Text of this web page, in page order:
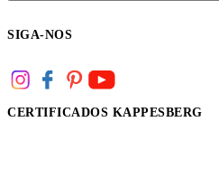
SIGA-NOS
CERTIFICADOS KAPPESBERG